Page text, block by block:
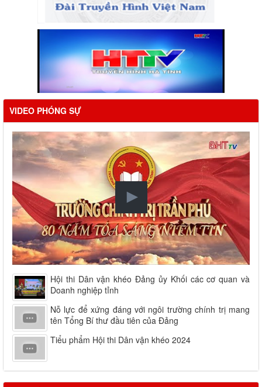
VIDEO PHÓNG SỰ
Hội thi Dân vận khéo Đảng ủy Khối các cơ quan và
Doanh nghiệp tỉnh
Nỗ lực để xứng đáng với ngôi trường chính trị mang
tên Tổng Bí thư đầu tiên của Đảng
Tiểu phẩm Hội thi Dân vận khéo 2024